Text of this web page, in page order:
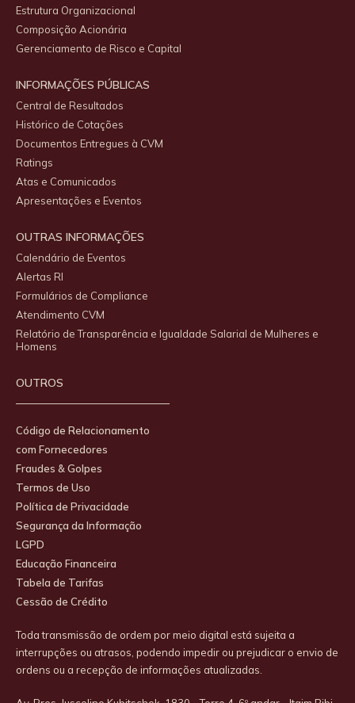
Estrutura Organizacional
Composição Acionária
Gerenciamento de Risco e Capital
INFORMAÇÕES PÚBLICAS
Central de Resultados
Histórico de Cotações
Documentos Entregues à CVM
Ratings
Atas e Comunicados
Apresentações e Eventos
OUTRAS INFORMAÇÕES
Calendário de Eventos
Alertas RI
Formulários de Compliance
Atendimento CVM
Relatório de Transparência e Igualdade Salarial de Mulheres e
Homens
OUTROS
Código de Relacionamento
com Fornecedores
Fraudes & Golpes
Termos de Uso
Política de Privacidade
Segurança da Informação
LGPD
Educação Financeira
Tabela de Tarifas
Cessão de Crédito
Toda transmissão de ordem por meio digital está sujeita a
interrupções ou atrasos, podendo impedir ou prejudicar o envio de
ordens ou a recepção de informações atualizadas.